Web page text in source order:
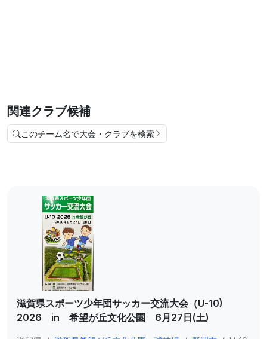
関連クラブ候補
このチーム名で大会・クラブを検索
滋賀県スポーツ少年団サッカー交流大会（U-10)
2026 in 希望が丘文化公園 6月27日(土)